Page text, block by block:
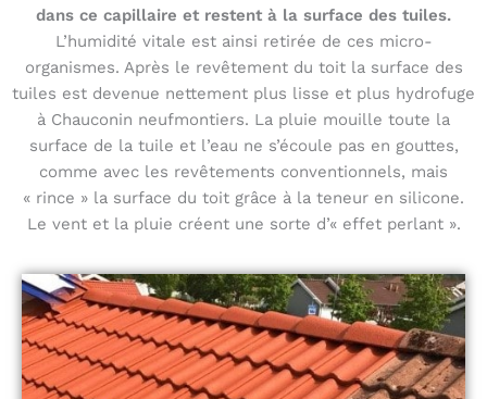
dans ce capillaire et restent à la surface des tuiles.
L’humidité vitale est ainsi retirée de ces micro-
organismes. Après le revêtement du toit la surface des
tuiles est devenue nettement plus lisse et plus hydrofuge
à Chauconin neufmontiers. La pluie mouille toute la
surface de la tuile et l’eau ne s’écoule pas en gouttes,
comme avec les revêtements conventionnels, mais
« rince » la surface du toit grâce à la teneur en silicone.
Le vent et la pluie créent une sorte d’« effet perlant ».